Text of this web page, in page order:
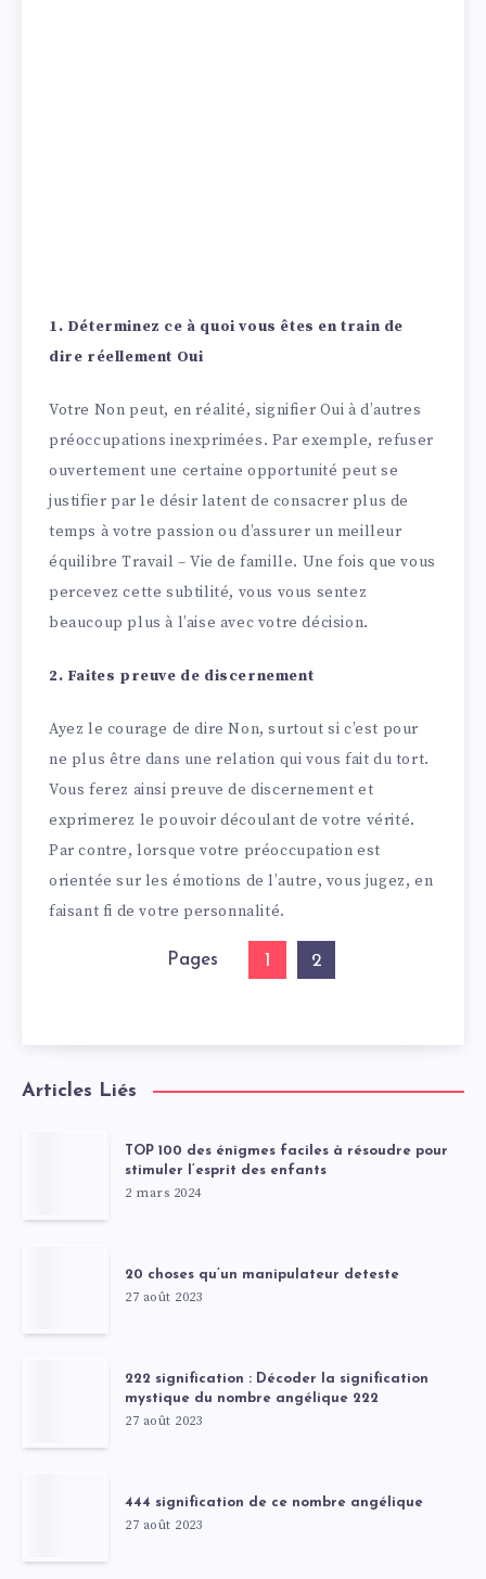
1. Déterminez ce à quoi vous êtes en train de
dire réellement Oui
Votre Non peut, en réalité, signifier Oui à d’autres
préoccupations inexprimées. Par exemple, refuser
ouvertement une certaine opportunité peut se
justifier par le désir latent de consacrer plus de
temps à votre passion ou d’assurer un meilleur
équilibre Travail – Vie de famille. Une fois que vous
percevez cette subtilité, vous vous sentez
beaucoup plus à l’aise avec votre décision.
2. Faites preuve de discernement
Ayez le courage de dire Non, surtout si c’est pour
ne plus être dans une relation qui vous fait du tort.
Vous ferez ainsi preuve de discernement et
exprimerez le pouvoir découlant de votre vérité.
Par contre, lorsque votre préoccupation est
orientée sur les émotions de l’autre, vous jugez, en
faisant fi de votre personnalité.
Pages 1 2
Articles Liés
TOP 100 des énigmes faciles à résoudre pour
stimuler l’esprit des enfants
2 mars 2024
20 choses qu’un manipulateur deteste
27 août 2023
222 signification : Décoder la signification
mystique du nombre angélique 222
27 août 2023
444 signification de ce nombre angélique
27 août 2023